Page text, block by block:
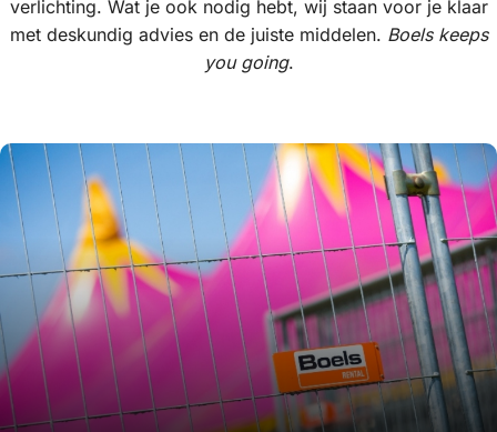
Boels is dé partner voor uw tijdelijke bewaking en
toegangscontrole op locatie. Maar Boels is meer. Je krijgt
bij ons toegang tot een one stop-shop met alles wat je
nodig hebt voor je project. Zo kan je de beveiliging
eenvoudig uitbreiden met hekwerken of betrouwbare
verlichting. Wat je ook nodig hebt, wij staan voor je klaar
met deskundig advies en de juiste middelen.Boels keeps
you going